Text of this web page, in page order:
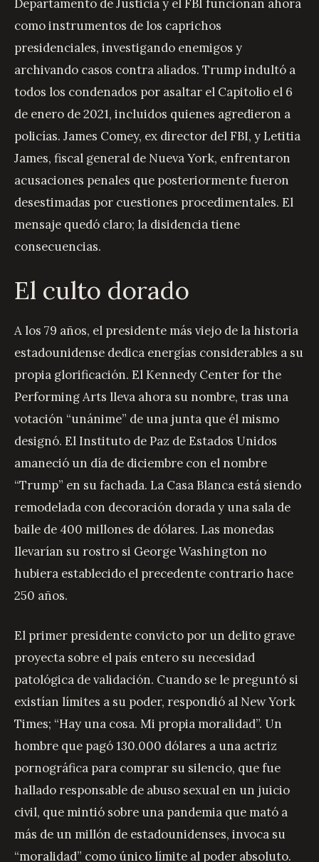
Departamento de Justicia y el FBI funcionan ahora
como instrumentos de los caprichos
presidenciales, investigando enemigos y
archivando casos contra aliados. Trump indultó a
todos los condenados por asaltar el Capitolio el 6
de enero de 2021, incluidos quienes agredieron a
policías. James Comey, ex director del FBI, y Letitia
James, fiscal general de Nueva York, enfrentaron
acusaciones penales que posteriormente fueron
desestimadas por cuestiones procedimentales. El
mensaje quedó claro; la disidencia tiene
consecuencias.
El culto dorado
A los 79 años, el presidente más viejo de la historia
estadounidense dedica energías considerables a su
propia glorificación. El Kennedy Center for the
Performing Arts lleva ahora su nombre, tras una
votación “unánime” de una junta que él mismo
designó. El Instituto de Paz de Estados Unidos
amaneció un día de diciembre con el nombre
“Trump” en su fachada. La Casa Blanca está siendo
remodelada con decoración dorada y una sala de
baile de 400 millones de dólares. Las monedas
llevarían su rostro si George Washington no
hubiera establecido el precedente contrario hace
250 años.
El primer presidente convicto por un delito grave
proyecta sobre el país entero su necesidad
patológica de validación. Cuando se le preguntó si
existían límites a su poder, respondió al New York
Times; “Hay una cosa. Mi propia moralidad”. Un
hombre que pagó 130.000 dólares a una actriz
pornográfica para comprar su silencio, que fue
hallado responsable de abuso sexual en un juicio
civil, que mintió sobre una pandemia que mató a
más de un millón de estadounidenses, invoca su
“moralidad” como único límite al poder absoluto.